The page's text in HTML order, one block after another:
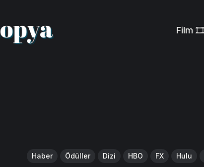
Film 🎞️
Haber Ödüller Dizi HBO FX Hulu